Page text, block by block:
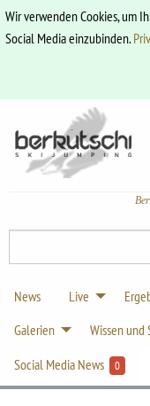
Wir verwenden Cookies, um
Social Media einzubinden.
News Live
Galerien
Wissen und
Social Media News
0